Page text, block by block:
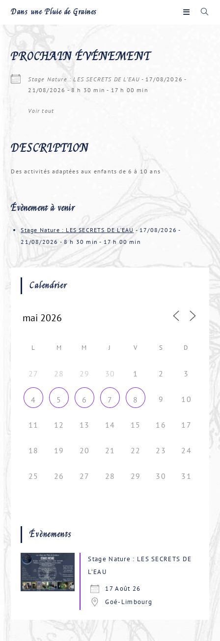
Skip
content
Dans une Pluie de Graines
PROCHAIN ÉVÉNEMENT
Stage Nature : LES SECRETS DE L’EAU - 17/08/2026 -
21/08/2026 - 8 h 30 min - 17 h 00 min
Voir tout
DESCRIPTION
Des activités adaptées aux enfants de 6 à 10 ans
Évènement à venir
Stage Nature : LES SECRETS DE L’EAU - 17/08/2026 -
21/08/2026 - 8 h 30 min - 17 h 00 min
Calendrier
L M M J V S D
27 28 29 30 1 2 3
4 5 6 7 8 9 10
11 12 13 14 15 16 17
18 19 20 21 22 23 24
25 26 27 28 29 30 31
Évènements
Stage Nature : LES SECRETS DE
L’EAU
17 Août 26
Goé-Limbourg